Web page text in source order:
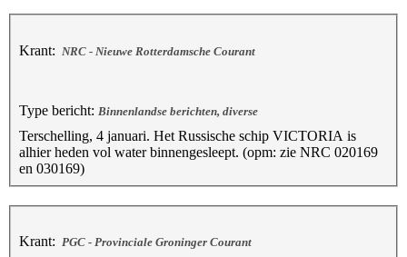
Krant: NRC - Nieuwe Rotterdamsche Courant
Type bericht: Binnenlandse berichten, diverse
Terschelling, 4 januari. Het Russische schip VICTORIA is
alhier heden vol water binnengesleept. (opm: zie NRC 020169
en 030169)
Krant: PGC - Provinciale Groninger Courant